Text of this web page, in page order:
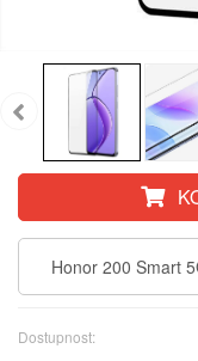
Honor 200 Smart
Dostupnost: